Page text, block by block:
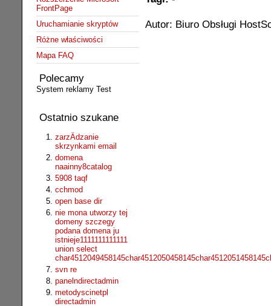
FrontPage
Uruchamianie skryptów
Różne właściwości
Mapa FAQ
Polecamy
System reklamy Test
Ostatnio szukane
zarzÄdzanie
skrzynkami email
domena
naainny8catalog
5908 taqf
cchmod
open base dir
nie mona utworzy tej
domeny szczegy
podana domena ju
istnieje1111111111111
union select
svn re
panelndirectadmin
metodyscinetpl
directadmin
Autor: Biuro Obsługi